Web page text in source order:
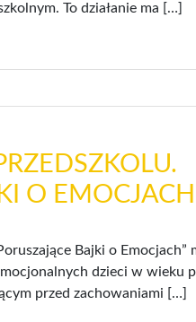
To działanie ma […]
O EMOCJACH
Bajki o Emocjach”
dzieci w wieku
przed zachowaniami […]